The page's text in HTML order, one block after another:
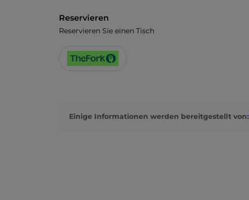
Reservieren
Reservieren Sie einen Tisch
Einige Informationen werden bereitgestellt von: